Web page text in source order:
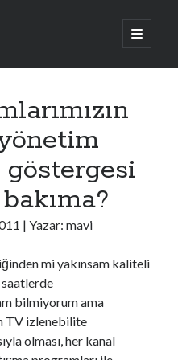
ana
menüyü
Savunma Anlaşması'nı
spotu yayınlandı
6 Arktik bilim seferi
bölüm inşa edildi
yetenekleri aynı çatı
| Yazar: mavi
mi yakınsam kaliteli
bilmiyorum ama
TV izlenebilite
olması, her kanal